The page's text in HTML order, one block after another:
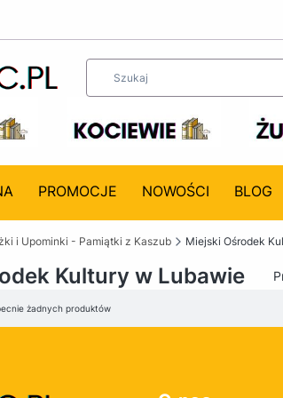
PROMOCJE NOWOŚCI BLOG
i Upominki - Pamiątki z Kaszub Miejski Ośrodek
Kultury w Lubawie
żadnych produktów